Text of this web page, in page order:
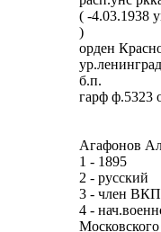
( -4.03.1938
)
орден
б.п.
гарф ф.5323
Агафонов
1 - 1895
2 - русский
3 - член ВКП
4 -